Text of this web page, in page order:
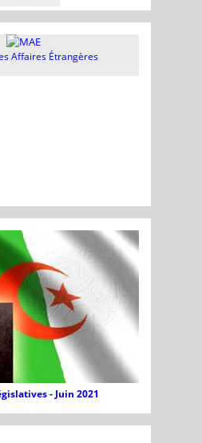
Affaires Étrangères
- Juin 2021